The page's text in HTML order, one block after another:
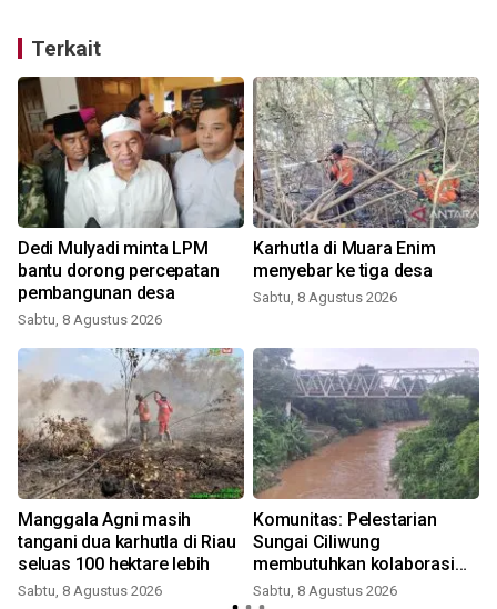
Terkait
Dedi Mulyadi minta LPM
bantu dorong percepatan
pembangunan desa
Sabtu, 8 Agustus 2026
Karhutla di Muara Enim
menyebar ke tiga desa
Sabtu, 8 Agustus 2026
Manggala Agni masih
tangani dua karhutla di Riau
seluas 100 hektare lebih
Sabtu, 8 Agustus 2026
Komunitas: Pelestarian
Sungai Ciliwung
membutuhkan kolaborasi
bersama
Sabtu, 8 Agustus 2026